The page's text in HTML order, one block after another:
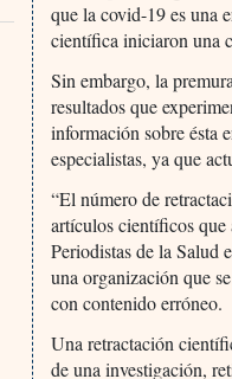
que la covid-19 es una
científica iniciaron una
Sin embargo, la
resultados que
información sobre ésta
especialistas, ya que
“El número de
artículos científicos que
Periodistas de la Salud
una organización que
con contenido erróneo.
Una retractación
de una investigación,